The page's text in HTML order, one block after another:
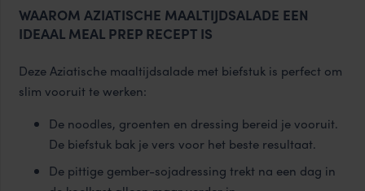
WAAROM AZIATISCHE MAALTIJDSALADE EEN
IDEAAL MEAL PREP RECEPT IS
Deze Aziatische maaltijdsalade met biefstuk is perfect om
slim vooruit te werken:
De noodles, groenten en dressing bereid je vooruit.
De biefstuk bak je vers voor het beste resultaat.
De pittige gember-sojadressing trekt na een dag in